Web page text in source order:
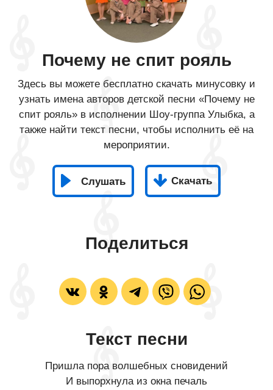
Почему не спит рояль
Здесь вы можете бесплатно скачать минусовку и
узнать имена авторов детской песни «Почему не
спит рояль» в исполнении Шоу-группа Улыбка, а
также найти текст песни, чтобы исполнить её на
мероприятии.
Слушать Скачать
Поделиться
Текст песни
Пришла пора волшебных сновидений
И выпорхнула из окна печаль